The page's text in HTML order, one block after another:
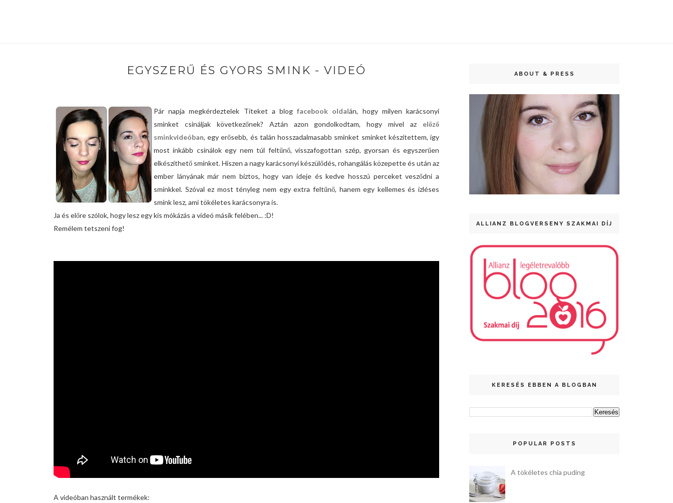
EGYSZERŰ ÉS GYORS SMINK - VIDEÓ
Pár napja megkérdeztelek Titeket a blogfacebook oldalán, hogy milyen karácsonyi
sminket csináljak következőnek? Aztán azon gondolkodtam, hogy mivel az előző
sminkvideóban, egy erősebb, és talán hosszadalmasabb sminket sminket készítettem, így
most inkább csinálok egy nem túl feltűnő, visszafogottan szép, gyorsan és egyszerűen
elkészíthető sminket. Hiszen a nagy karácsonyi készülődés, rohangálás közepette és után az
ember lányának már nem biztos, hogy van ideje és kedve hosszú perceket vesződni a
sminkkel. Szóval ez most tényleg nem egy extra feltűnő, hanem egy kellemes és ízléses
smink lesz, ami tökéletes karácsonyra is.
Ja és előre szólok, hogy lesz egy kis mókázás a videó másik felében... :D!
Remélem tetszeni fog!
A videóban használt termékek:
ABOUT & PRESS
ALLIANZ BLOGVERSENY SZAKMAI DÍJ
KERESÉS EBBEN A BLOGBAN
POPULAR POSTS
A tökéletes chia puding